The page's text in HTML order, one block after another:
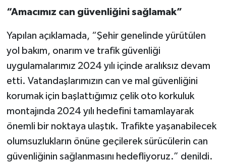
“Amacımız can güvenliğini sağlamak”
Yapılan açıklamada, “Şehir genelinde yürütülen
yol bakım, onarım ve trafik güvenliği
uygulamalarımız 2024 yılı içinde aralıksız devam
etti. Vatandaşlarımızın can ve mal güvenliğini
korumak için başlattığımız çelik oto korkuluk
montajında 2024 yılı hedefini tamamlayarak
önemli bir noktaya ulaştık. Trafikte yaşanabilecek
olumsuzlukların önüne geçilerek sürücülerin can
güvenliğinin sağlanmasını hedefliyoruz.” denildi.